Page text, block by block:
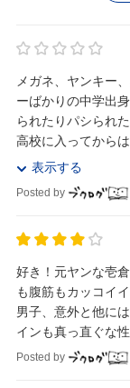
メガネ、ヤンキー、
ーばかりの中学出
られたりパシられ
高校に入ってから
日元同級生と再会
表示する
Posted by
好き！元ヤンな壱
も腹筋もカッコイ
男子、意外と他に
インも真っ直ぐな
Posted by